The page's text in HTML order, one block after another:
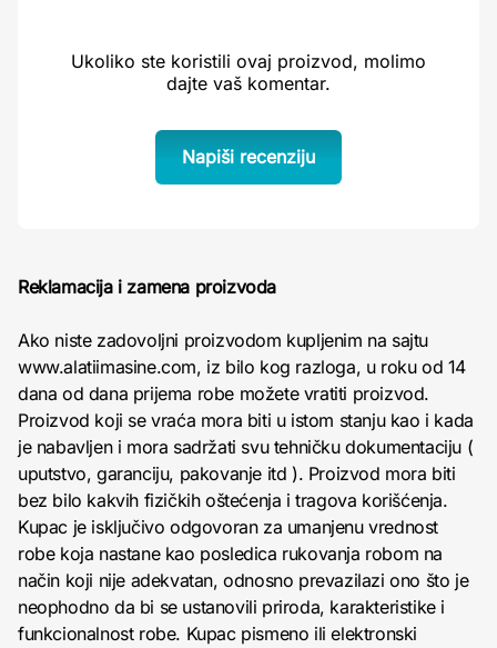
Ukoliko ste koristili ovaj proizvod, molimo
dajte vaš komentar.
Napiši recenziju
Reklamacija i zamena proizvoda
Ako niste zadovoljni proizvodom kupljenim na sajtu
www.alatiimasine.com, iz bilo kog razloga, u roku od 14
dana od dana prijema robe možete vratiti proizvod.
Proizvod koji se vraća mora biti u istom stanju kao i kada
je nabavljen i mora sadržati svu tehničku dokumentaciju (
uputstvo, garanciju, pakovanje itd ). Proizvod mora biti
bez bilo kakvih fizičkih oštećenja i tragova korišćenja.
Kupac je isključivo odgovoran za umanjenu vrednost
robe koja nastane kao posledica rukovanja robom na
način koji nije adekvatan, odnosno prevazilazi ono što je
neophodno da bi se ustanovili priroda, karakteristike i
funkcionalnost robe. Kupac pismeno ili elektronski